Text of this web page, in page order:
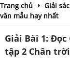
Trang chủ
Giải
văn mẫu hay nhất
Giải Bài 1:
tập 2 Chân